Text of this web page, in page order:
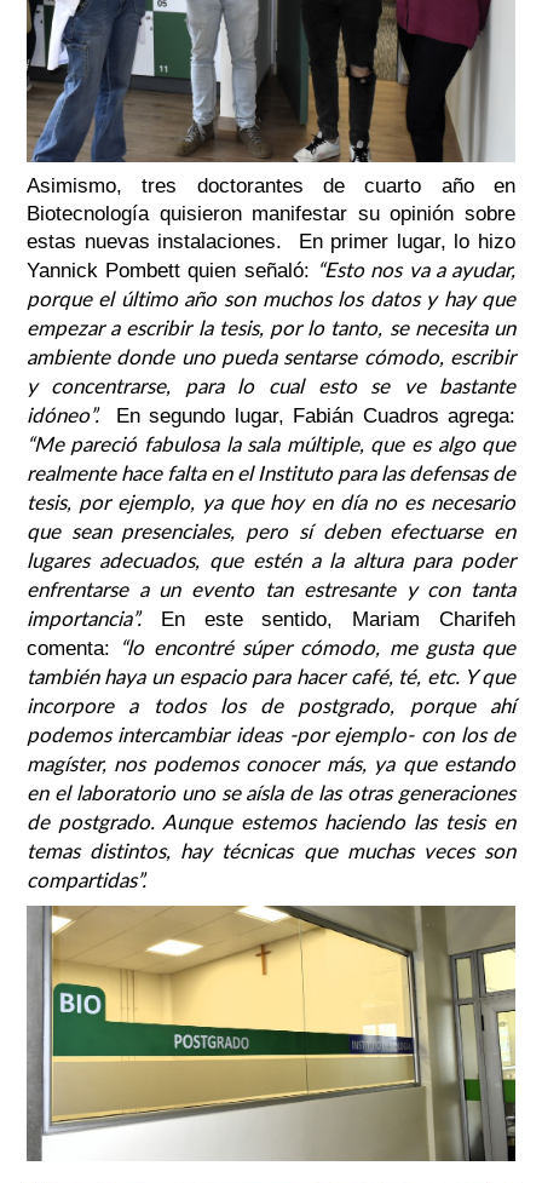
Asimismo, tres doctorantes de cuarto año en
Biotecnología quisieron manifestar su opinión sobre
estas nuevas instalaciones. En primer lugar, lo hizo
Yannick Pombett quien señaló: “Esto nos va a ayudar,
porque el último año son muchos los datos y hay que
empezar a escribir la tesis, por lo tanto, se necesita un
ambiente donde uno pueda sentarse cómodo, escribir
y concentrarse, para lo cual esto se ve bastante
idóneo”.
En segundo lugar, Fabián Cuadros agrega:
“Me pareció fabulosa la sala múltiple, que es algo que
realmente hace falta en el Instituto para las defensas de
tesis, por ejemplo, ya que hoy en día no es necesario
que sean presenciales, pero sí deben efectuarse en
lugares adecuados, que estén a la altura para poder
enfrentarse a un evento tan estresante y con tanta
importancia”.En este sentido, Mariam Charifeh
comenta:
“lo encontré súper cómodo, me gusta que
también haya un espacio para hacer café, té, etc. Y que
incorpore a todos los de postgrado, porque ahí
podemos intercambiar ideas -por ejemplo- con los de
magíster, nos podemos conocer más, ya que estando
en el laboratorio uno se aísla de las otras generaciones
de postgrado. Aunque estemos haciendo las tesis en
temas distintos, hay técnicas que muchas veces son
compartidas”.